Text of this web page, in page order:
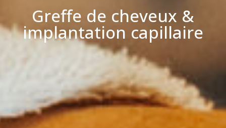
Greffe de cheveux &
implantation capillaire